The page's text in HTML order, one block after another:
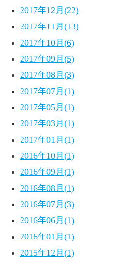
2017年12月(22)
2017年11月(13)
2017年10月(6)
2017年09月(5)
2017年08月(3)
2017年07月(1)
2017年05月(1)
2017年03月(1)
2017年01月(1)
2016年10月(1)
2016年09月(1)
2016年08月(1)
2016年07月(3)
2016年06月(1)
2016年01月(1)
2015年12月(1)